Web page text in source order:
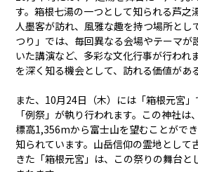
す。箱根七湯の一つとして知られる芦之
人墨客が訪れ、風雅な趣を持つ場所とし
つり」では、毎回異なる会場やテーマが
いた講演など、多彩な文化行事が行われ
を深く知る機会として、訪れる価値があ
また、10月24日（木）には「箱根元宮
「例祭」が執り行われます。この神社は
標高1,356mから富士山を望むことがで
知られています。山岳信仰の霊地として
きた「箱根元宮」は、この祭りの舞台と